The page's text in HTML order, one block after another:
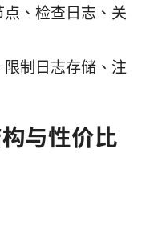
、检查日志、关
制日志存储、注
与性价比